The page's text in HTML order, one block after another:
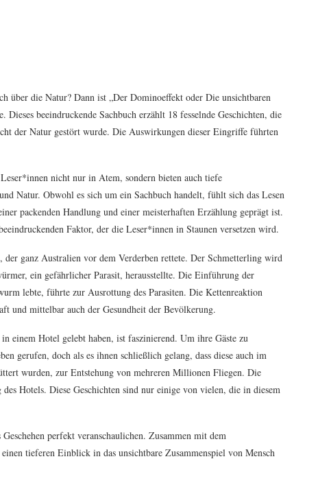
über die Natur? Dann ist „Der Dominoeffekt oder Die unsichtbaren
beeindruckende Sachbuch erzählt 18 fesselnde Geschichten, die
der Natur gestört wurde. Die Auswirkungen dieser Eingriffe führten
nicht nur in Atem, sondern bieten auch tiefe
Natur. Obwohl es sich um ein Sachbuch handelt, fühlt sich das Lesen
packenden Handlung und einer meisterhaften Erzählung geprägt ist.
Faktor, der die Leser*innen in Staunen versetzen wird.
ganz Australien vor dem Verderben rettete. Der Schmetterling wird
ein gefährlicher Parasit, herausstellte. Die Einführung der
lebte, führte zur Ausrottung des Parasiten. Die Kettenreaktion
und mittelbar auch der Gesundheit der Bevölkerung.
einem Hotel gelebt haben, ist faszinierend. Um ihre Gäste zu
gerufen, doch als es ihnen schließlich gelang, dass diese auch im
wurden, zur Entstehung von mehreren Millionen Fliegen. Die
Hotels. Diese Geschichten sind nur einige von vielen, die in diesem
perfekt veranschaulichen. Zusammen mit dem
tieferen Einblick in das unsichtbare Zusammenspiel von Mensch